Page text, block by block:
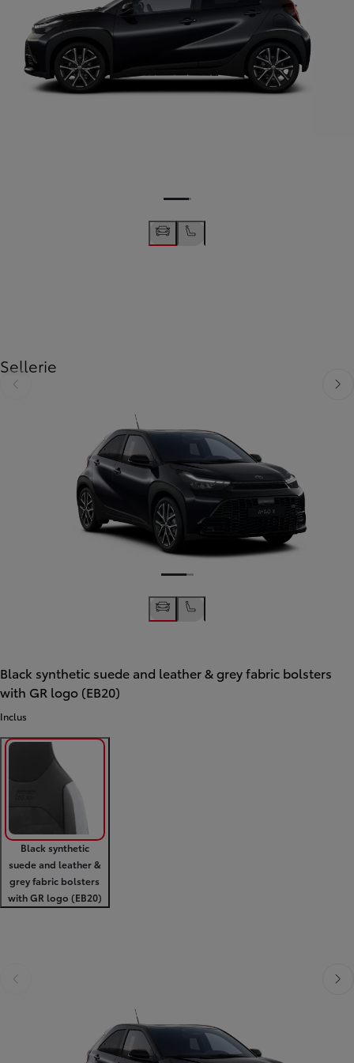
Sellerie
Diapositive précédente
Black synthetic suede and leather & grey fabric bolsters
with GR logo (EB20)
Inclus
Black synthetic
suede and leather &
grey fabric bolsters
with GR logo (EB20)
Diapositive précédente